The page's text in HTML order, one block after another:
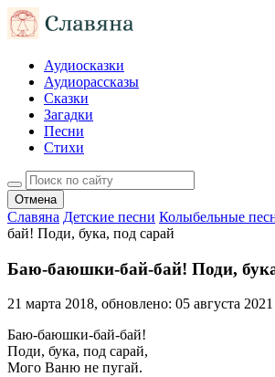
Аудиосказки
Аудиорассказы
Сказки
Загадки
Песни
Стихи
Отмена
Славяна Детские песни Колыбельные
бай! Поди, бука, под сарай
Баю-баюшки-бай-бай! Поди,
21 марта 2018, обновлено: 05 августа 2021
Баю-баюшки-бай-бай!
Поди, бука, под сарай,
Мого Ваню не пугай.